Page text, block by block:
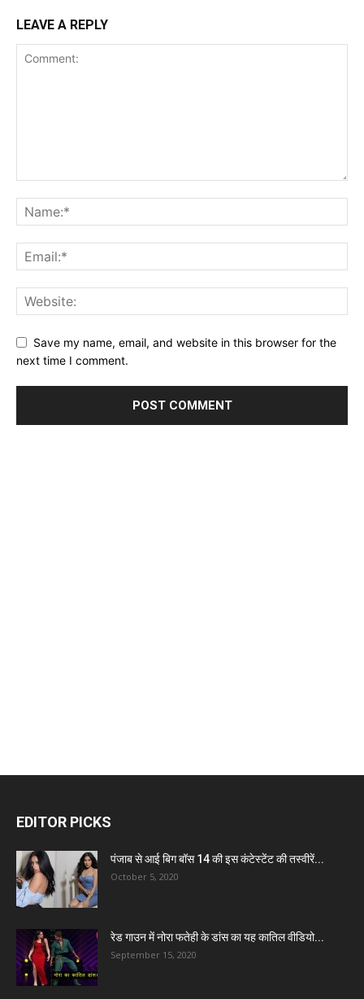
LEAVE A REPLY
Save my name, email, and website in this browser for the
next time I comment.
EDITOR PICKS
पंजाब से आई बिग बॉस 14 की इस कंटेस्टेंट की तस्वीरें...
October 5, 2020
रेड गाउन में नोरा फतेही के डांस का यह कातिल वीडियो...
September 15, 2020